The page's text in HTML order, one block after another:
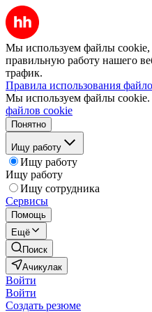
Мы используем файлы cookie,
правильную работу нашего
трафик.
Правила использования
Мы используем файлы cookie.
файлов cookie
Понятно
Ищу работу
Ищу работу
Ищу работу
Ищу сотрудника
Сервисы
Помощь
Ещё
Поиск
Ачикулак
Войти
Войти
Создать резюме